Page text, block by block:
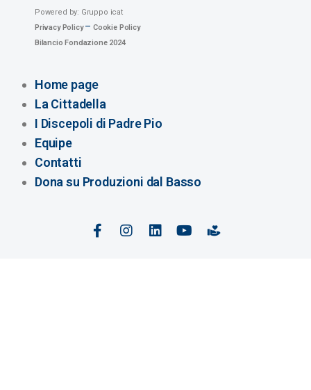
Powered by: Gruppo icat
Privacy Policy– Cookie Policy
Bilancio Fondazione 2024
Home page
La Cittadella
I Discepoli di Padre Pio
Equipe
Contatti
Dona su Produzioni dal Basso